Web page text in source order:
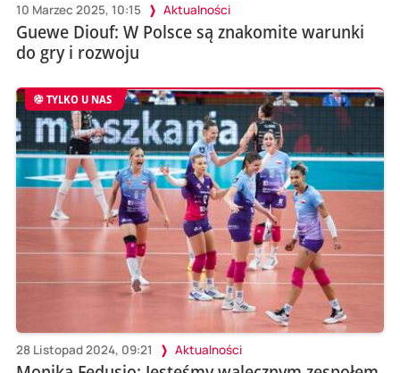
10 Marzec 2025, 10:15 Aktualności
Guewe Diouf: W Polsce są znakomite warunki
do gry i rozwoju
TYLKO U NAS
28 Listopad 2024, 09:21 Aktualności